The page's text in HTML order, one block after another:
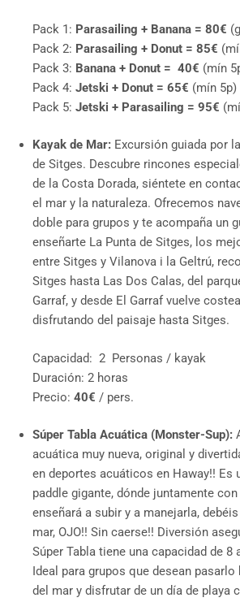
Pack 1: Parasailing + Banana = 80€
Pack 2: Parasailing + Donut = 85€
Pack 3: Banana + Donut = 40€ (mín
Pack 4: Jetski + Donut = 65€ (mín 5p)
Pack 5: Jetski + Parasailing = 95€
Kayak de Mar: Excursión guiada por
de Sitges. Descubre rincones
de la Costa Dorada, siéntete en
el mar y la naturaleza. Ofrecemos
doble para grupos y te acompaña un
enseñarte La Punta de Sitges, los
entre Sitges y Vilanova i la Geltrú,
Sitges hasta Las Dos Calas, del
Garraf, y desde El Garraf vuelve
disfrutando del paisaje hasta Sitges.
Capacidad: 2 Personas / kayak
Duración: 2 horas
Precio: 40€ / pers.
Súper Tabla Acuática (Monster-Sup):
acuática muy nueva, original y
en deportes acuáticos en Haway!! Es
paddle gigante, dónde juntamente
enseñará a subir y a manejarla,
mar, OJO!! Sin caerse!! Diversión
Súper Tabla tiene una capacidad de 8
Ideal para grupos que desean pasarlo
del mar y disfrutar de un día de playa